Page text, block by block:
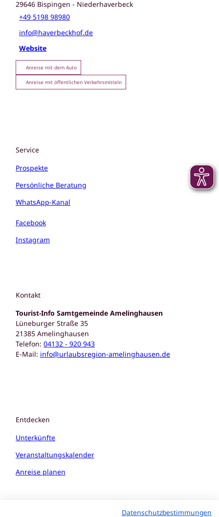
29646 Bispingen - Niederhaverbeck
+49 5198 98980
info@haverbeckhof.de
Website
Anreise mit dem Auto
Anreise mit öffentlichen Verkehrsmitteln
Service
Prospekte
Persönliche Beratung
WhatsApp-Kanal
Facebook
Instagram
Kontakt
Tourist-Info Samtgemeinde Amelinghausen
Lüneburger Straße 35
21385 Amelinghausen
Telefon: 04132 - 920 943
E-Mail: info@urlaubsregion-amelinghausen.de
Entdecken
Unterkünfte
Veranstaltungskalender
Anreise planen
Datenschutzbestimmungen